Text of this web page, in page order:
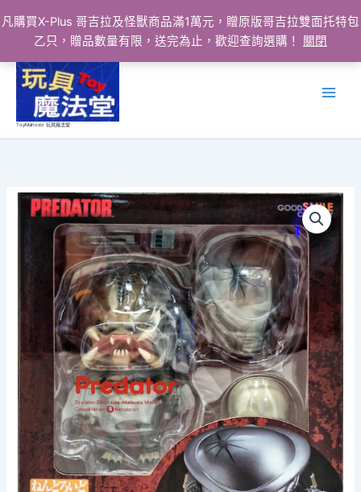
凡購買X-Plus 哥吉拉及怪獸商品滿1萬元，贈原版哥吉拉雙面托特包
乙只，贈品數量有限，送完為止，歡迎查詢選購！
關閉
ToyMahodo 玩具魔法堂